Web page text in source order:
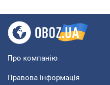
Про компанію
Правова інформація